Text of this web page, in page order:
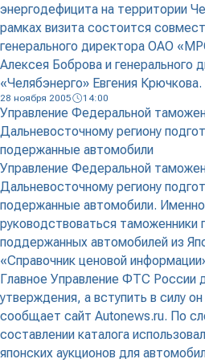
энергодефицита на территории
рамках визита состоится
генерального директора ОАО
Алексея Боброва и генерального
«Челябэнерго» Евгения
28 ноября 2005 14:00
Управление Федеральной
Дальневосточному региону
подержанные автомобили
Управление Федеральной
Дальневосточному региону
подержанные автомобили.
руководствоваться таможенники
поддержанных автомобилей из
«Справочник ценовой
Главное Управление ФТС России
утверждения, а вступить в силу
сообщает сайт Autonews.ru. По
составлении каталога
японских аукционов для